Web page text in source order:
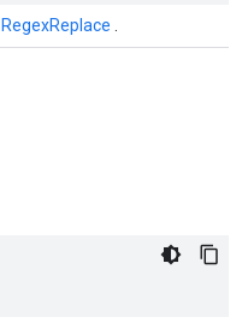
RegexReplace